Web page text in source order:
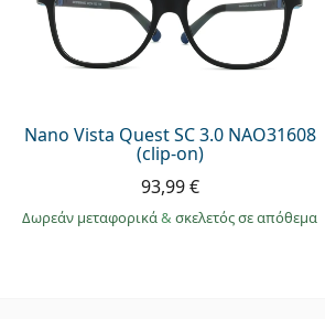
Nano Vista Quest SC 3.0 NAO31608
(clip-on)
93,99 €
Δωρεάν μεταφορικά& σκελετός σε απόθεμα